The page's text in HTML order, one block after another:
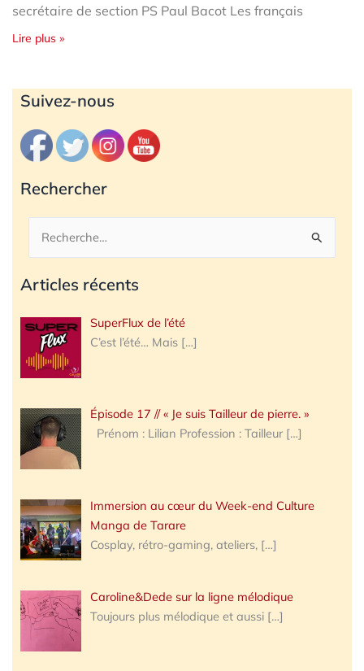
secrétaire de section PS Paul Bacot Les français
Lire plus »
Suivez-nous
Rechercher
Rechercher :
Articles récents
SuperFlux de l’été
C’est l’été… Mais […]
Épisode 17 // « Je suis Tailleur de pierre. »
Prénom : Lilian Profession : Tailleur […]
Immersion au cœur du Week-end Culture
Manga de Tarare
Cosplay, rétro-gaming, ateliers, […]
Caroline&Dede sur la ligne mélodique
Toujours plus mélodique et aussi […]
Archives